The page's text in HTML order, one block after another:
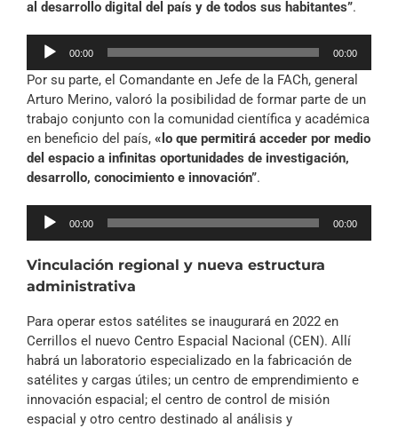
al desarrollo digital del país y de todos sus habitantes”.
Reproductor
audio
00:00 00:00
Por su parte, el Comandante en Jefe de la FACh, general
Arturo Merino, valoró la posibilidad de formar parte de un
trabajo conjunto con la comunidad científica y académica
en beneficio del país, «lo que permitirá acceder por medio
del espacio a infinitas oportunidades de investigación,
desarrollo, conocimiento e innovación”.
Reproductor
00:00 00:00
Vinculación regional y nueva estructura
administrativa
Para operar estos satélites se inaugurará en 2022 en
Cerrillos el nuevo Centro Espacial Nacional (CEN). Allí
habrá un laboratorio especializado en la fabricación de
satélites y cargas útiles; un centro de emprendimiento e
innovación espacial; el centro de control de misión
espacial y otro centro destinado al análisis y